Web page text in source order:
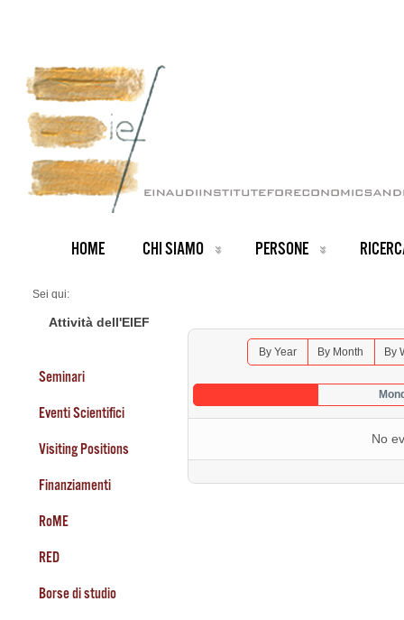
HOME CHI SIAMO PERSONE
Sei qui:
Seminars 2025
Attività dell'EIEF
Seminari
Eventi Scientifici
Visiting Positions
Finanziamenti
RoME
RED
Borse di studio
By Year By Month By
No